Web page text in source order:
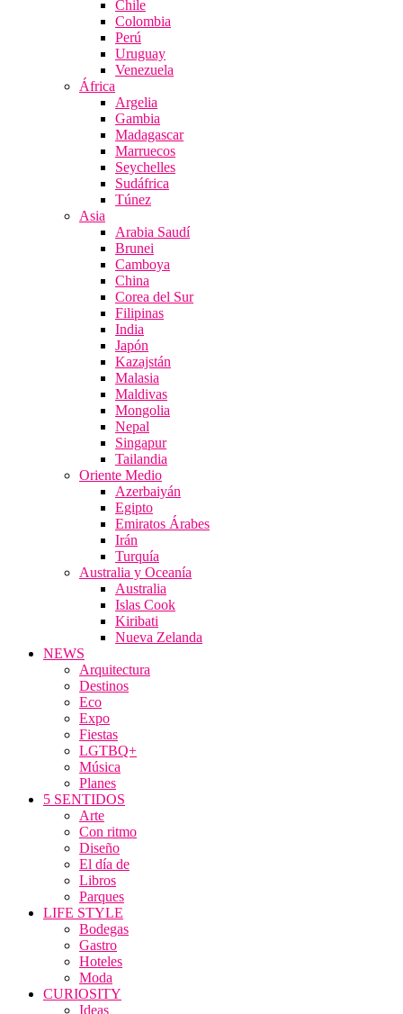
Chile
Colombia
Perú
Uruguay
Venezuela
África
Argelia
Gambia
Madagascar
Marruecos
Seychelles
Sudáfrica
Túnez
Asia
Arabia Saudí
Brunei
Camboya
China
Corea del Sur
Filipinas
India
Japón
Kazajstán
Malasia
Maldivas
Mongolia
Nepal
Singapur
Tailandia
Oriente Medio
Azerbaiyán
Egipto
Emiratos Árabes
Irán
Turquía
Australia y Oceanía
Australia
Islas Cook
Kiribati
Nueva Zelanda
NEWS
Arquitectura
Destinos
Eco
Expo
Fiestas
LGTBQ+
Música
Planes
5 SENTIDOS
Arte
Con ritmo
Diseño
El día de
Libros
Parques
LIFE STYLE
Bodegas
Gastro
Hoteles
Moda
CURIOSITY
Ideas